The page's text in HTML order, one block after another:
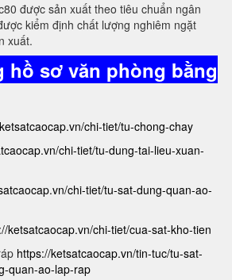
được sản xuất theo tiêu chuẩn ngân
kiểm định chất lượng nghiêm ngặt
xuất.
hồ sơ văn phòng bằng
chi-tiet/tu-chong-chay
chi-tiet/tu-dung-tai-lieu-xuan-
chi-tiet/tu-sat-dung-quan-ao-
ketsatcaocap.vn/chi-tiet/cua-sat-kho-tien
https://ketsatcaocap.vn/tin-tuc/tu-sat-
quan-ao-lap-rap